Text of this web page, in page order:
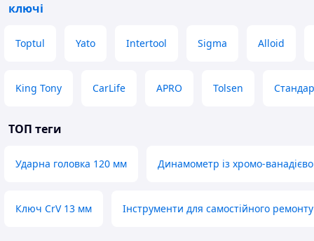
ключі
Toptul Yato Intertool Sigma Alloid
King Tony CarLife APRO Tolsen
ТОП теги
Ударна головка 120 мм Динамометр із хромо-
Ключ CrV 13 мм Інструменти для самостійного